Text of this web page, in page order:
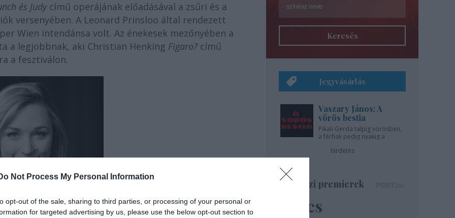
Not Process My Personal Information
opt-out of the sale, sharing to third parties, or processing of your personal or
for targeted advertising by us, please use the below opt-out section to
és Judycímű operájának előadásával a zsűri és a
versenyében. A Leonard Prinsloo által rendezett
Wien intendánsa volt. Az énekesek mezőnyében a
a legjobbnak, aki Christian Henking Figaro? című
a fesztiválon.
Keresés
Jegyvásárlás
Vaszary János: A
vörös bestia
Pikali Gerda talpig vörösben,
a férfiak pedig nyakig a
hirdetés
Színházi premierek
Nincs